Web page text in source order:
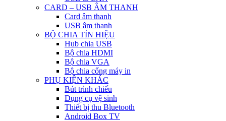
CARD – USB ÂM THANH
Card âm thanh
USB âm thanh
BỘ CHIA TÍN HIỆU
Hub chia USB
Bộ chia HDMI
Bộ chia VGA
Bộ chia cổng máy in
PHỤ KIỆN KHÁC
Bút trình chiếu
Dụng cụ vệ sinh
Thiết bị thu Bluetooth
Android Box TV